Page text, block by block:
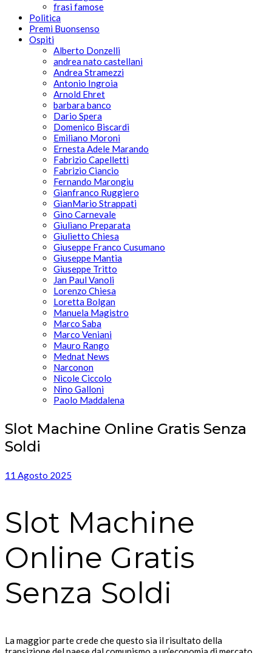
frasi famose
Politica
Premi Buonsenso
Ospiti
Alberto Donzelli
andrea nato castellani
Andrea Stramezzi
Antonio Ingroia
Arnold Ehret
barbara banco
Dario Spera
Domenico Biscardi
Emiliano Moroni
Ernesta Adele Marando
Fabrizio Capelletti
Fabrizio Ciancio
Fernando Marongiu
Gianfranco Ruggiero
GianMario Strappati
Gino Carnevale
Giuliano Preparata
Giulietto Chiesa
Giuseppe Franco Cusumano
Giuseppe Mantia
Giuseppe Tritto
Jan Paul Vanoli
Lorenzo Chiesa
Loretta Bolgan
Manuela Magistro
Marco Saba
Marco Veniani
Mauro Rango
Mednat News
Narconon
Nicole Ciccolo
Nino Galloni
Paolo Maddalena
Slot Machine Online Gratis Senza
Soldi
11 Agosto 2025
Slot Machine
Online Gratis
Senza Soldi
La maggior parte crede che questo sia il risultato della